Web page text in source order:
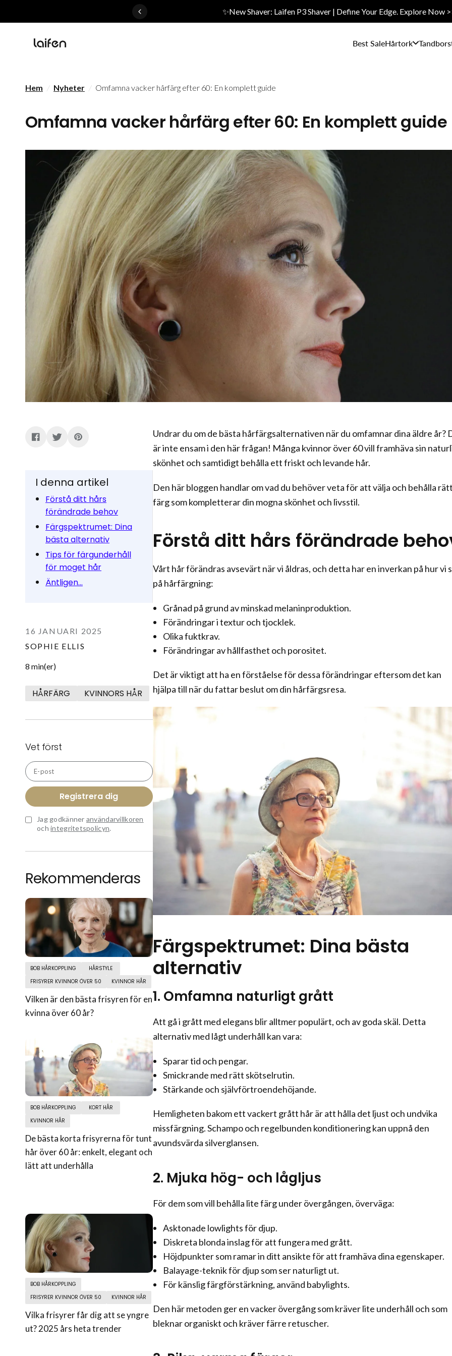
✨New Shaver: Laifen P3 Shaver | Define Your Edge. Explore Now
Best SaleHårtork
Hem / Nyheter / Omfamna vacker hårfärg efter 60: En komplett guide
Omfamna vacker hårfärg efter 60: En komplett guide
I denna artikel
Förstå ditt hårs
förändrade behov
Färgspektrumet: Dina
bästa alternativ
Tips för färgunderhåll
för moget hår
Äntligen...
16 JANUARI 2025
SOPHIE ELLIS
8 min(er)
HÅRFÄRG KVINNORS HÅR
Vet först
E-post
Registrera dig
Jag godkänner användarvillkoren
ochintegritetspolicyn.
Rekommenderas
BOB HÅRKOPPLING
HÅRSTYLE
FRISYRER KVINNOR ÖVER 50
KVINNOR HÅR
Vilken är den bästa frisyren för en
kvinna över 60 år?
BOB HÅRKOPPLING
KORT HÅR
KVINNOR HÅR
De bästa korta frisyrerna för tunt
hår över 60 år: enkelt, elegant och
lätt att underhålla
BOB HÅRKOPPLING
FRISYRER KVINNOR ÖVER 50
KVINNOR HÅR
Vilka frisyrer får dig att se yngre
ut? 2025 års heta trender
Undrar du om de bästa hårfärgsalternativen när du omfamnar dina äldre år?
är inte ensam i den här frågan! Många kvinnor över 60 vill framhäva sin
skönhet och samtidigt behålla ett friskt och levande hår.
Den här bloggen handlar om vad du behöver veta för att välja och behålla rätt
färg som kompletterar din mogna skönhet och livsstil.
Förstå ditt hårs förändrade
Vårt hår förändras avsevärt när vi åldras, och detta har en inverkan på hur vi
på hårfärgning:
Grånad på grund av minskad melaninproduktion.
Förändringar i textur och tjocklek.
Olika fuktkrav.
Förändringar av hållfasthet och porositet.
Det är viktigt att ha en förståelse för dessa förändringar eftersom det kan
hjälpa till när du fattar beslut om din hårfärgsresa.
Färgspektrumet: Dina bästa
alternativ
1. Omfamna naturligt grått
Att gå i grått med elegans blir alltmer populärt, och av goda skäl. Detta
alternativ med lågt underhåll kan vara:
Sparar tid och pengar.
Smickrande med rätt skötselrutin.
Stärkande och självförtroendehöjande.
Hemligheten bakom ett vackert grått hår är att hålla det ljust och undvika
missfärgning. Schampo och regelbunden konditionering kan uppnå den
avundsvärda silverglansen.
2. Mjuka hög- och lågljus
För dem som vill behålla lite färg under övergången, överväga:
Asktonade lowlights för djup.
Diskreta blonda inslag för att fungera med grått.
Höjdpunkter som ramar in ditt ansikte för att framhäva dina egenskaper.
Balayage-teknik för djup som ser naturligt ut.
För känslig färgförstärkning, använd babylights.
Den här metoden ger en vacker övergång som kräver lite underhåll och som
bleknar organiskt och kräver färre retuscher.